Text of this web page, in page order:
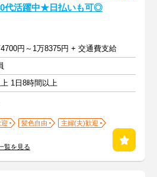
代活躍中★日払いも可◎
4700円～1万8375円 + 交通費支給
1日8時間以上
髪色自由
主婦(夫)歓迎
覧を見る